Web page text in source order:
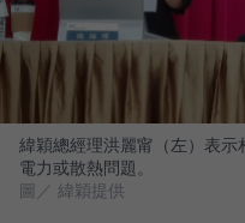
緯穎總經理洪麗甯（左）表
電力或散熱問題。
圖／ 緯穎提供